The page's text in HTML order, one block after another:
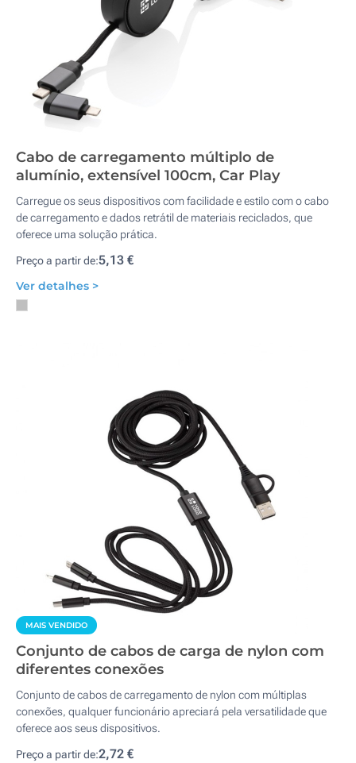
Cabo de carregamento múltiplo de
alumínio, extensível 100cm, Car Play
Carregue os seus dispositivos com facilidade e estilo com o cabo
de carregamento e dados retrátil de materiais reciclados, que
oferece uma solução prática.
Preço a partir de:5,13 €
Ver detalhes >
MAIS VENDIDO
Conjunto de cabos de carga de nylon com
diferentes conexões
Conjunto de cabos de carregamento de nylon com múltiplas
conexões, qualquer funcionário apreciará pela versatilidade que
oferece aos seus dispositivos.
Preço a partir de:2,72 €